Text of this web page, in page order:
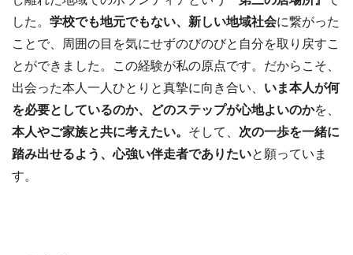
した。 学校でも地元でもない、新しい地域社会に繋がった
ことで、周囲の目を気にせずのびのびと自分を取り戻すこ
とができました。この経験が私の原点です。だからこそ、
出会った本人一人ひとりと真摯に向き合い、 いま本人が何
を必要としているのか、どのステップが心地よいのかを、
本人やご家族と共に考えたい。 そして、 次の一歩を一緒に
踏み出せるよう、心強い伴走者でありたいと願っていま
す。